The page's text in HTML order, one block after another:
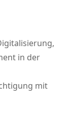
in der
mit